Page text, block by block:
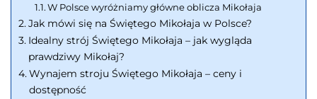
W Polsce wyróżniamy główne oblicza Mikołaja
Jak mówi się na Świętego Mikołaja w Polsce?
Idealny strój Świętego Mikołaja – jak wygląda
prawdziwy Mikołaj?
Wynajem stroju Świętego Mikołaja – ceny i
dostępność